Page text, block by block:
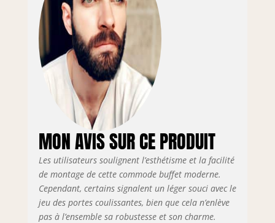
pratique. Espace de rangement
spacieux avec design polyvalent
: équipé de trois tiroirs en rotin
et de compartiments
supplémentaires, ce buffet offre
un espace de rangement
généreux. Les 3 niveaux avec
portes en rotin au milieu et les
tiroirs flexibles assurent un
rangement facile et ordonné.
【Design sûr et élégant】: avec
des bords arrondis sur le
dessus de la table et les côtés
de l'armoire, ce design assure
plus de sécurité et une
apparence élégante. Il est idéal
pour les pièces familiales telles
MON AVIS SUR CE PRODUIT
Les utilisateurs soulignent l’esthétisme et la facilité
de montage de cette commode buffet moderne.
Cependant, certains signalent un léger souci avec le
jeu des portes coulissantes, bien que cela n’enlève
pas à l’ensemble sa robustesse et son charme.